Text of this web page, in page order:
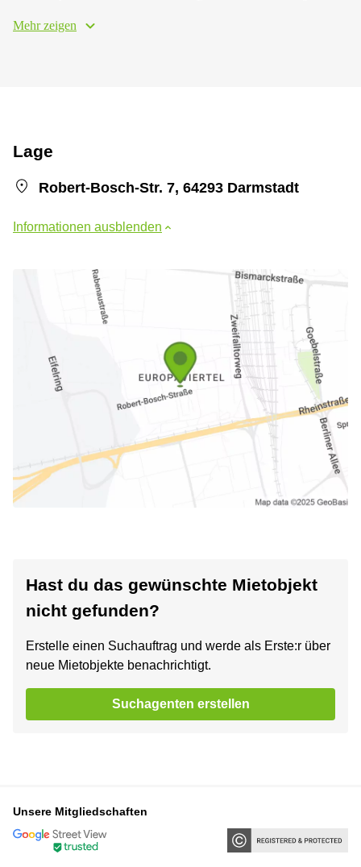
Mehr zeigen
Lage
Robert-Bosch-Str. 7, 64293 Darmstadt
Informationen ausblenden
Hast du das gewünschte Mietobjekt
nicht gefunden?
Erstelle einen Suchauftrag und werde als Erste:r über
neue Mietobjekte benachrichtigt.
Suchagenten erstellen
Unsere Mitgliedschaften